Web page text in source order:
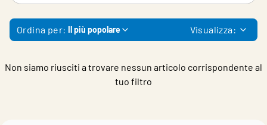
Strumenti
Contatti
Ordina per: Il più popolare Visualizza:
Non siamo riusciti a trovare nessun articolo corrispondente al
tuo filtro